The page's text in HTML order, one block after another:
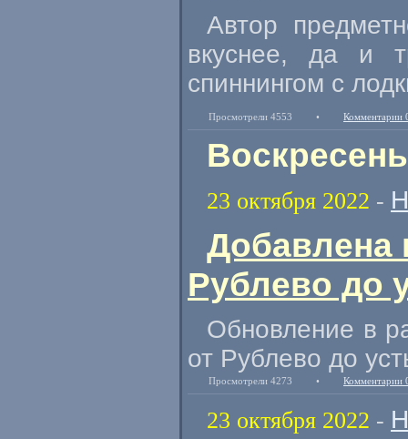
Автор
вкуснее, да и
спиннингом с
Просмотрели 4553 • Комментарии
23 октября 2022 -
Добавлена
Рублево до
Обновление в
от Рублево до
Просмотрели 4273 • Комментарии
23 октября 2022 -